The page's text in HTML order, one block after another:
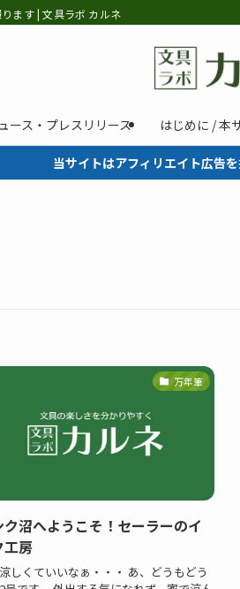
ます | 文具ラボ カルネ
ース・プレスリリース はじめに / 本
当サイトはアフィリエイト広告
万年筆
ク沼へようこそ！セーラーのイ
工房
しくていいなぁ・・・ あ、どうもどう